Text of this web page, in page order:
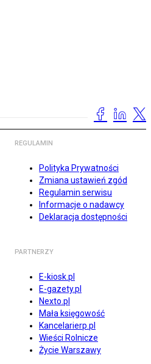
REGULAMIN
Polityka Prywatności
Zmiana ustawień zgód
Regulamin serwisu
Informacje o nadawcy
Deklaracja dostępności
PARTNERZY
E-kiosk.pl
E-gazety.pl
Nexto.pl
Mała księgowość
Kancelarierp.pl
Wieści Rolnicze
Życie Warszawy